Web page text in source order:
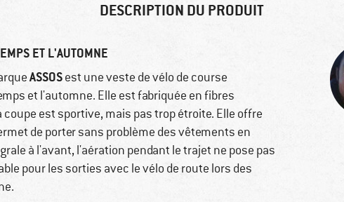
DESCRIPTION DU PRODUIT
ET L'AUTOMNE
ASSOSest une veste de vélo de course
et l'automne. Elle est fabriquée en fibres
est sportive, mais pas trop étroite. Elle offre
de porter sans problème des vêtements en
à l'avant, l'aération pendant le trajet ne pose pas
pour les sorties avec le vélo de route lors des